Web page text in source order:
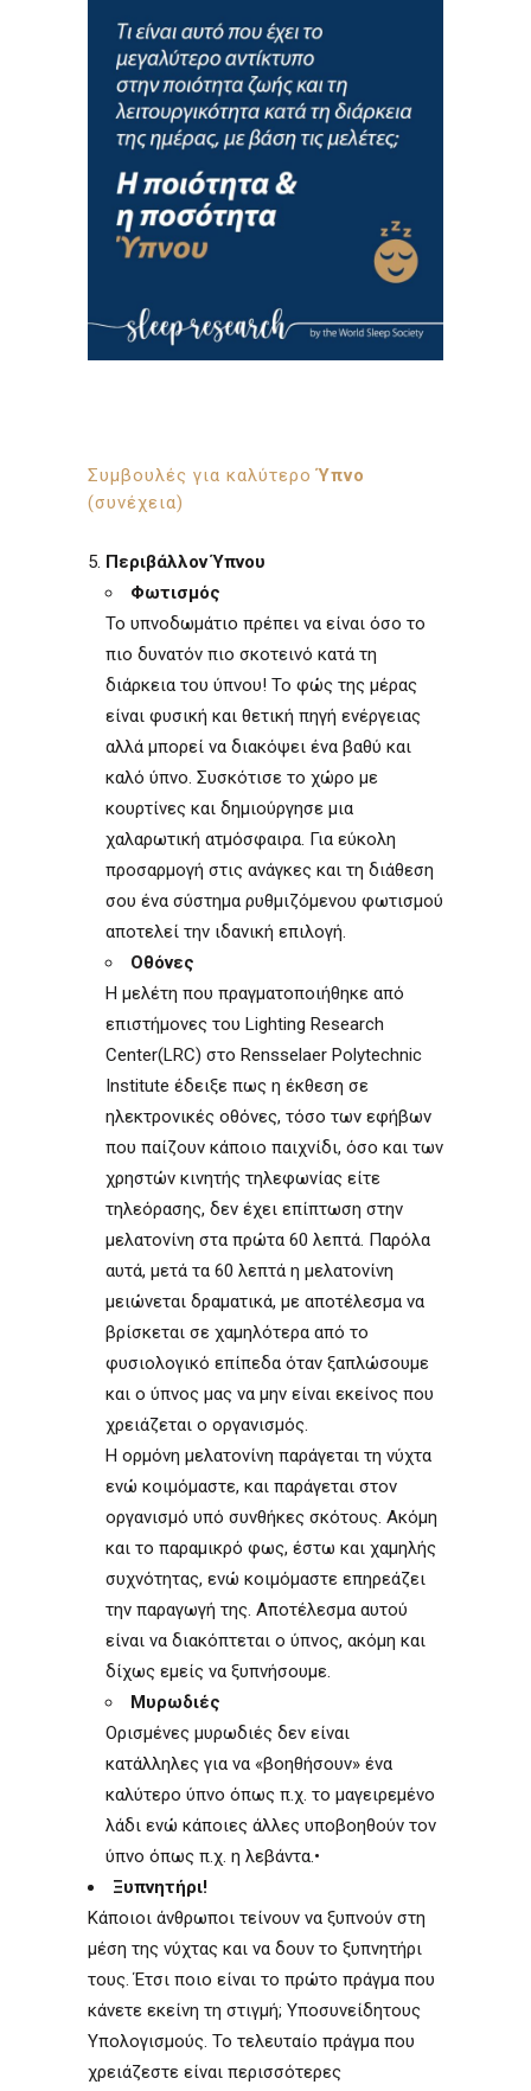
Συμβουλές για καλύτεροΎπνο
(συνέχεια)
Περιβάλλον Ύπνου
Φωτισμός
Το υπνοδωμάτιο πρέπει να είναι όσο το
πιο δυνατόν πιο σκοτεινό κατά τη
διάρκεια του ύπνου! Το φώς της μέρας
είναι φυσική και θετική πηγή ενέργειας
αλλά μπορεί να διακόψει ένα βαθύ και
καλό ύπνο. Συσκότισε το χώρο με
κουρτίνες και δημιούργησε μια
χαλαρωτική ατμόσφαιρα. Για εύκολη
προσαρμογή στις ανάγκες και τη διάθεση
σου ένα σύστημα ρυθμιζόμενου φωτισμού
αποτελεί την ιδανική επιλογή.
Οθόνες
Η μελέτη που πραγματοποιήθηκε από
επιστήμονες του Lighting Research
Center(LRC) στο Rensselaer Polytechnic
Institute έδειξε πως η έκθεση σε
ηλεκτρονικές οθόνες, τόσο των εφήβων
που παίζουν κάποιο παιχνίδι, όσο και των
χρηστών κινητής τηλεφωνίας είτε
τηλεόρασης, δεν έχει επίπτωση στην
μελατονίνη στα πρώτα 60 λεπτά. Παρόλα
αυτά, μετά τα 60 λεπτά η μελατονίνη
μειώνεται δραματικά, με αποτέλεσμα να
βρίσκεται σε χαμηλότερα από το
φυσιολογικό επίπεδα όταν ξαπλώσουμε
και ο ύπνος μας να μην είναι εκείνος που
χρειάζεται ο οργανισμός.
Η ορμόνη μελατονίνη παράγεται τη νύχτα
ενώ κοιμόμαστε, και παράγεται στον
οργανισμό υπό συνθήκες σκότους. Ακόμη
και το παραμικρό φως, έστω και χαμηλής
συχνότητας, ενώ κοιμόμαστε επηρεάζει
την παραγωγή της. Αποτέλεσμα αυτού
είναι να διακόπτεται ο ύπνος, ακόμη και
δίχως εμείς να ξυπνήσουμε.
Μυρωδιές
Ορισμένες μυρωδιές δεν είναι
κατάλληλες για να «βοηθήσουν» ένα
καλύτερο ύπνο όπως π.χ. το μαγειρεμένο
λάδι ενώ κάποιες άλλες υποβοηθούν τον
ύπνο όπως π.χ. η λεβάντα.•
Ξυπνητήρι!
Κάποιοι άνθρωποι τείνουν να ξυπνούν στη
μέση της νύχτας και να δουν το ξυπνητήρι
τους. Έτσι ποιο είναι το πρώτο πράγμα που
κάνετε εκείνη τη στιγμή; Υποσυνείδητους
Υπολογισμούς. Το τελευταίο πράγμα που
χρειάζεστε είναι περισσότερες